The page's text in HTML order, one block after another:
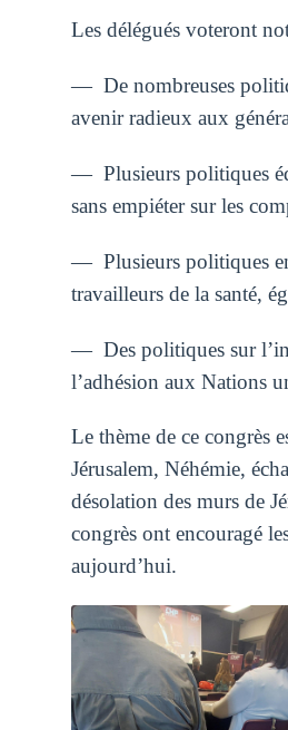
Les délégués voteront
— De nombreuses
avenir radieux aux
— Plusieurs politiques
sans empiéter sur les
— Plusieurs politiques en
travailleurs de la santé,
— Des politiques sur
l’adhésion aux Nations
Le thème de ce congrès
Jérusalem, Néhémie,
désolation des murs de
congrès ont encouragé
aujourd’hui.